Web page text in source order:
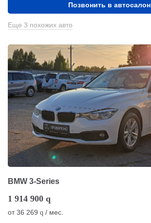
Позвонить в автосалон
Еще 3 похожих авто
BMW 3-Series
1 914 900 q
от36 269 q / мес.